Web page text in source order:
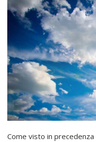
Come visto in precedenza